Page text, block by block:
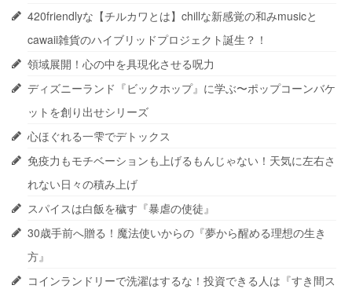
420friendlyな【チルカワとは】chillな新感覚の和みmusicと
cawaii雑貨のハイブリッドプロジェクト誕生？！
領域展開！心の中を具現化させる呪力
ディズニーランド『ビックホップ』に学ぶ〜ポップコーンバケ
ットを創り出せシリーズ
心ほぐれる一雫でデトックス
免疫力もモチベーションも上げるもんじゃない！天気に左右さ
れない日々の積み上げ
スパイスは白飯を穢す『暴虐の使徒』
30歳手前へ贈る！魔法使いからの『夢から醒める理想の生き
方』
コインランドリーで洗濯はするな！投資できる人は『すき間ス